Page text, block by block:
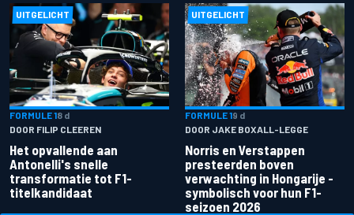
UITGELICHT
FORMULE 18 d
DOOR FILIP CLEEREN
Het opvallende aan
Antonelli's snelle
transformatie tot F1-
titelkandidaat
UITGELICHT
FORMULE 19 d
DOOR JAKE BOXALL-LEGGE
Norris en Verstappen
presteerden boven
verwachting in Hongarije -
symbolisch voor hun F1-
seizoen 2026